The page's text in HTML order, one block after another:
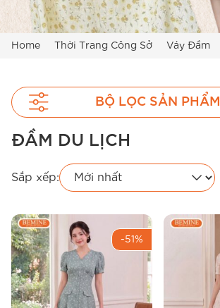
Home Thời Trang Công Sở Váy Đầm
BỘ LỌC SẢN PHẨM
ĐẦM DU LỊCH
Sắp xếp:
-51%